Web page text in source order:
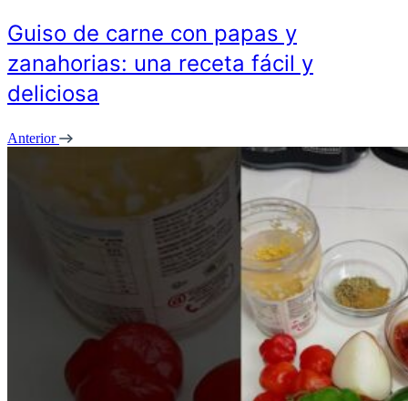
Guiso de carne con papas y
zanahorias: una receta fácil y
deliciosa
Anterior